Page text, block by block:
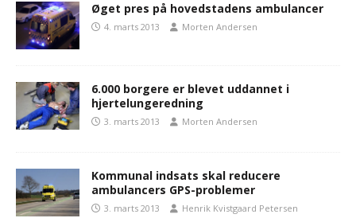
Øget pres på hovedstadens ambulancer
4. marts 2013 Morten Andersen
6.000 borgere er blevet uddannet i
hjertelungeredning
3. marts 2013 Morten Andersen
Kommunal indsats skal reducere
ambulancers GPS-problemer
3. marts 2013 Henrik Kvistgaard Petersen